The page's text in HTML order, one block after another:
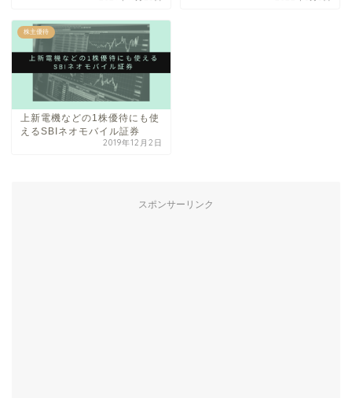
株主優待
上新電機などの1株優待にも使
えるSBIネオモバイル証券
2019年12月2日
スポンサーリンク